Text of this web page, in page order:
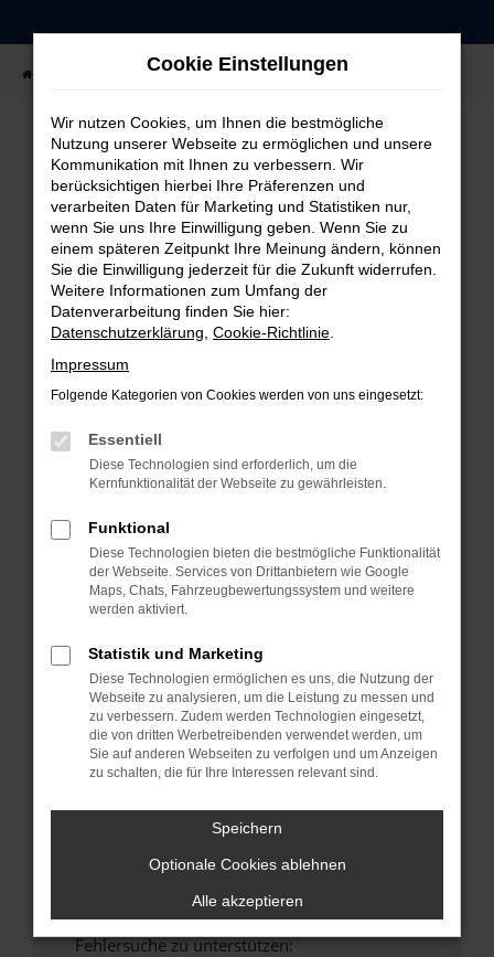
Zum
springen
Fahrzeugangebote Fahrzeug-Showroom
FEHLER: NETWORK ERROR
Beim Laden ist ein Fehler aufgetreten.
Hier sind ein paar Tipps, die dir helfen können:
Überprüfe deine Firewall und deine
Internetverbindung.
Suchmaschine?
Manche Erweiterungen, wie Werbeblocker,
können das Laden bestimmter Seiten
verhindern. Funktioniert die Seite in einem
Fenster?
Starte dein Gerät neu.
Das kann manchmal helfen, vorübergehende
Probleme zu beheben.
Stelle sicher, dass dein Browser und dein
Betriebssystem auf dem neuesten Stand
sind.
Veraltete Software birgt nicht nur ein
Sicherheitsrisiko, sondern kann auch dazu
führen, dass bestimmte Funktionen nicht mehr
Wende dich an den Webseitenbetreiber.
hast, kontaktiere uns bitte. Wir werden
versuchen, das Problem zu beheben. Du kannst
uns diesen Text schicken, um uns bei der
Fehlersuche zu unterstützen:
Cookie Einstellungen
Wir nutzen Cookies, um Ihnen die bestmögliche
Nutzung unserer Webseite zu ermöglichen und unsere
Kommunikation mit Ihnen zu verbessern. Wir
berücksichtigen hierbei Ihre Präferenzen und
verarbeiten Daten für Marketing und Statistiken nur,
wenn Sie uns Ihre Einwilligung geben. Wenn Sie zu
einem späteren Zeitpunkt Ihre Meinung ändern, können
Sie die Einwilligung jederzeit für die Zukunft widerrufen.
Weitere Informationen zum Umfang der
Datenverarbeitung finden Sie hier:
Datenschutzerklärung Cookie-Richtlinie
Impressum
Folgende Kategorien von Cookies werden von uns eingesetzt:
Essentiell
Diese Technologien sind erforderlich, um die
Kernfunktionalität der Webseite zu gewährleisten.
Funktional
Diese Technologien bieten die bestmögliche Funktionalität
der Webseite. Services von Drittanbietern wie Google
Maps, Chats, Fahrzeugbewertungssystem und weitere
werden aktiviert.
Statistik und Marketing
Diese Technologien ermöglichen es uns, die Nutzung der
Webseite zu analysieren, um die Leistung zu messen und
zu verbessern. Zudem werden Technologien eingesetzt,
die von dritten Werbetreibenden verwendet werden, um
Sie auf anderen Webseiten zu verfolgen und um Anzeigen
zu schalten, die für Ihre Interessen relevant sind.
Speichern
Optionale Cookies ablehnen
Alle akzeptieren